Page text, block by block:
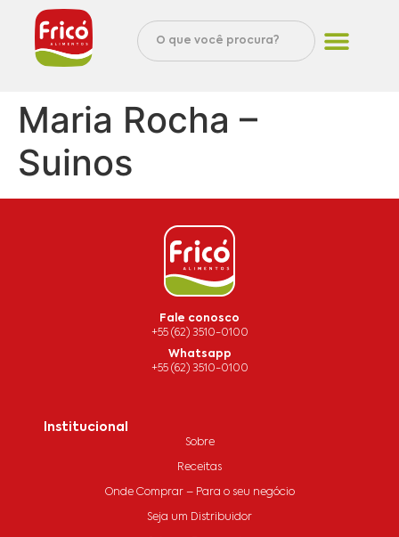
Maria Rocha –
Suinos
Fale conosco
+55 (62) 3510-0100
Whatsapp
+55 (62) 3510-0100
Institucional
Sobre
Receitas
Onde Comprar – Para o seu negócio
Seja um Distribuidor